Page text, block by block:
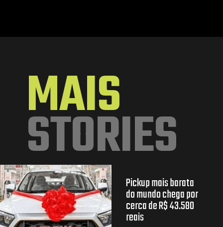
MAIS
STORIES
Pickup mais barata
do mundo chega por
cerca de R$ 43.580
reais